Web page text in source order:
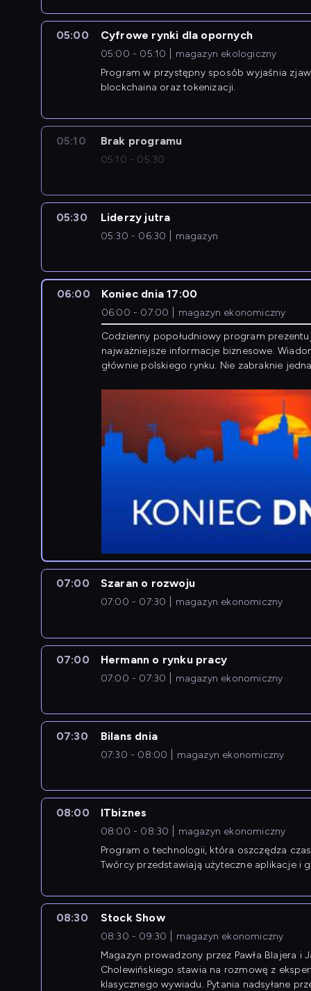
05:00 Cyfrowe rynki dla opornych
05:00 - 05:10
magazyn ekologiczny
Program w przystępny sposób wyjaśnia
blockchaina oraz tokenizacji.
05:10 Brak programu
05:10 - 05:30
05:30 Liderzy jutra
05:30 - 06:30 magazyn
06:00 Koniec dnia 17:00
06:00 - 07:00
magazyn ekonomiczny
Codzienny popołudniowy program
najważniejsze informacje biznesowe.
głównie polskiego rynku. Nie zabraknie
07:00 Szaran o rozwoju
07:00 - 07:30 magazyn ekonomiczny
07:00 Hermann o rynku pracy
07:00 - 07:30 magazyn ekonomiczny
07:30 Bilans dnia
07:30 - 08:00 magazyn ekonomiczny
08:00 ITbiznes
08:00 - 08:30
magazyn ekonomiczny
Program o technologii, która oszczędza
Twórcy przedstawiają użyteczne aplikacje i
08:30 Stock Show
08:30 - 09:30
magazyn ekonomiczny
Magazyn prowadzony przez Pawła Blajera i
Cholewińskiego stawia na rozmowę z
klasycznego wywiadu. Pytania nadsyłane